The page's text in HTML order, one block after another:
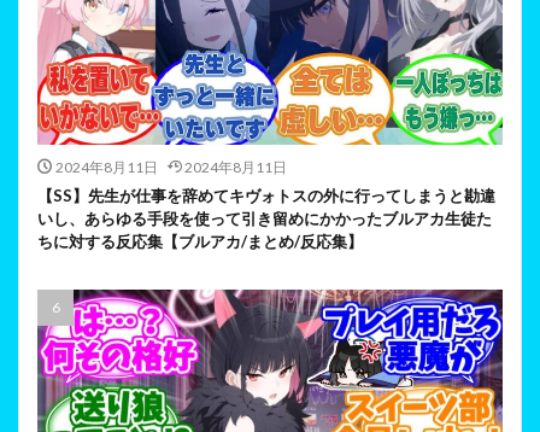
2024年8月11日 2024年8月11日
【SS】先生が仕事を辞めてキヴォトスの外に行ってしまうと勘違
いし、あらゆる手段を使って引き留めにかかったブルアカ生徒た
ちに対する反応集【ブルアカ/まとめ/反応集】